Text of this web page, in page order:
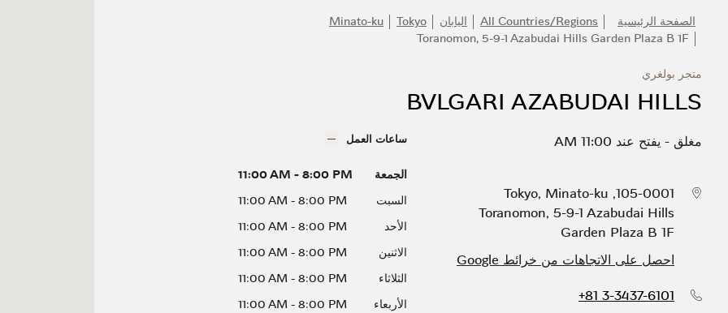
الصفحة الرئيسية All Countries/Regions اليابان Tokyo
Minato-ku
Toranomon, 5-9-1 Azabudai Hills Garden Plaza B 1F
متجر بولغري
BVLGARI AZABUDAI HILLS
مغلق - يفتح عند 11:00 AM
105-0001
,
Tokyo, Minato-ku
Toranomon, 5-9-1 Azabudai Hills
Garden Plaza B 1F
احصل على الاتجاهات من خرائط Google
+81 3-3437-6101
ساعات العمل
الجمعة 11:00 AM -8:00 PM
السبت
11:00 AM -8:00 PM
الأحد
11:00 AM -8:00 PM
الاثنين
11:00 AM -8:00 PM
الثلاثاء
11:00 AM -8:00 PM
الأربعاء
11:00 AM -8:00 PM